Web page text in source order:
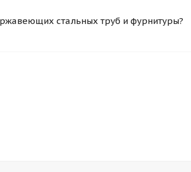
стальных труб и фурнитуры?